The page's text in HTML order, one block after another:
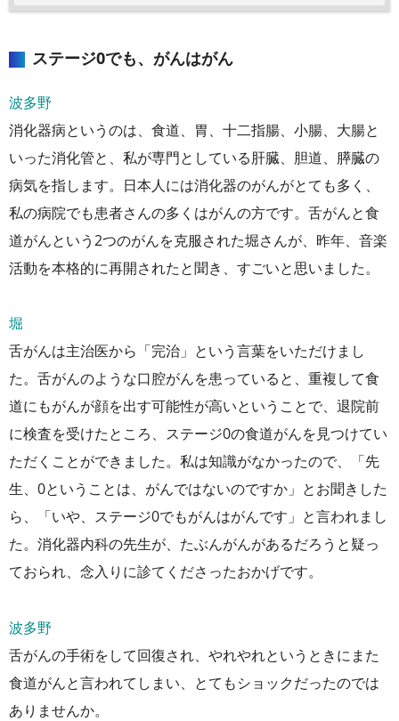
ステージ0でも、がんはがん
波多野
消化器病というのは、食道、胃、十二指腸、小腸、大腸と
いった消化管と、私が専門としている肝臓、胆道、膵臓の
病気を指します。日本人には消化器のがんがとても多く、
私の病院でも患者さんの多くはがんの方です。舌がんと食
道がんという2つのがんを克服された堀さんが、昨年、音楽
活動を本格的に再開されたと聞き、すごいと思いました。
堀
舌がんは主治医から「完治」という言葉をいただけまし
た。舌がんのような口腔がんを患っていると、重複して食
道にもがんが顔を出す可能性が高いということで、退院前
に検査を受けたところ、ステージ0の食道がんを見つけてい
ただくことができました。私は知識がなかったので、「先
生、0ということは、がんではないのですか」とお聞きした
ら、「いや、ステージ0でもがんはがんです」と言われまし
た。消化器内科の先生が、たぶんがんがあるだろうと疑っ
ておられ、念入りに診てくださったおかげです。
波多野
舌がんの手術をして回復され、やれやれというときにまた
食道がんと言われてしまい、とてもショックだったのでは
ありませんか。